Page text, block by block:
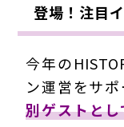
登場！注目
今年の
ン運営をサ
別ゲストと